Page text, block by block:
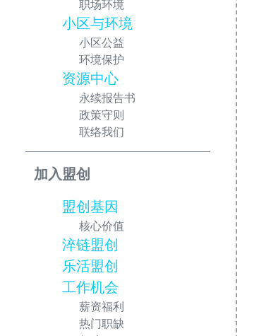
职场环境
小区与环境
小区公益
环境保护
资源中心
永续报告书
政策守则
联络我们
加入盟创
盟创基因
核心价值
淬链盟创
乐活盟创
工作机会
薪资福利
热门职缺